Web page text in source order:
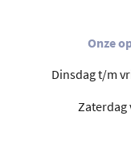
Onze
Dinsdag t/m
Zaterdag